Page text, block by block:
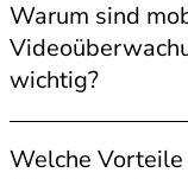
sind
entwickelt
Vandalismus und
Alarmfunktionen,
Warum sind
wichtig?
Diese Systeme
an strategischen
Welche